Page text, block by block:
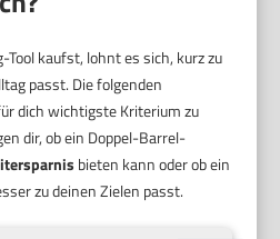
Tool kaufst, lohnt es sich, kurz zu
passt. Die folgenden
dich wichtigste Kriterium zu
dir, ob ein Doppel-Barrel-
bieten kann oder ob ein
zu deinen Zielen passt.